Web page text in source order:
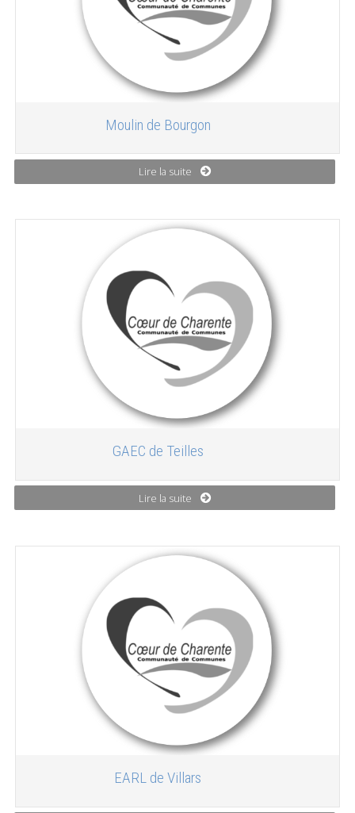
Moulin de Bourgon
Lire la suite
GAEC de Teilles
Lire la suite
EARL de Villars